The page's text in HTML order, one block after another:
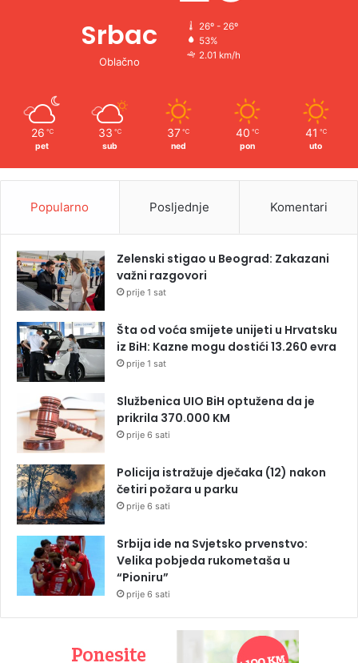
Srbac
Oblačno
26º - 26º
53%
2.01 km/h
26 ℃
pet
33 ℃
sub
37 ℃
ned
40 ℃
pon
41 ℃
uto
Popularno Posljednje Komentari
Zelenski stigao u Beograd: Zakazani
važni razgovori
prije 1 sat
Šta od voća smijete unijeti u Hrvatsku
iz BiH: Kazne mogu dostići 13.260 evra
prije 1 sat
Službenica UIO BiH optužena da je
prikrila 370.000 KM
prije 6 sati
Policija istražuje dječaka (12) nakon
četiri požara u parku
prije 6 sati
Srbija ide na Svjetsko prvenstvo:
Velika pobjeda rukometaša u
“Pioniru”
prije 6 sati